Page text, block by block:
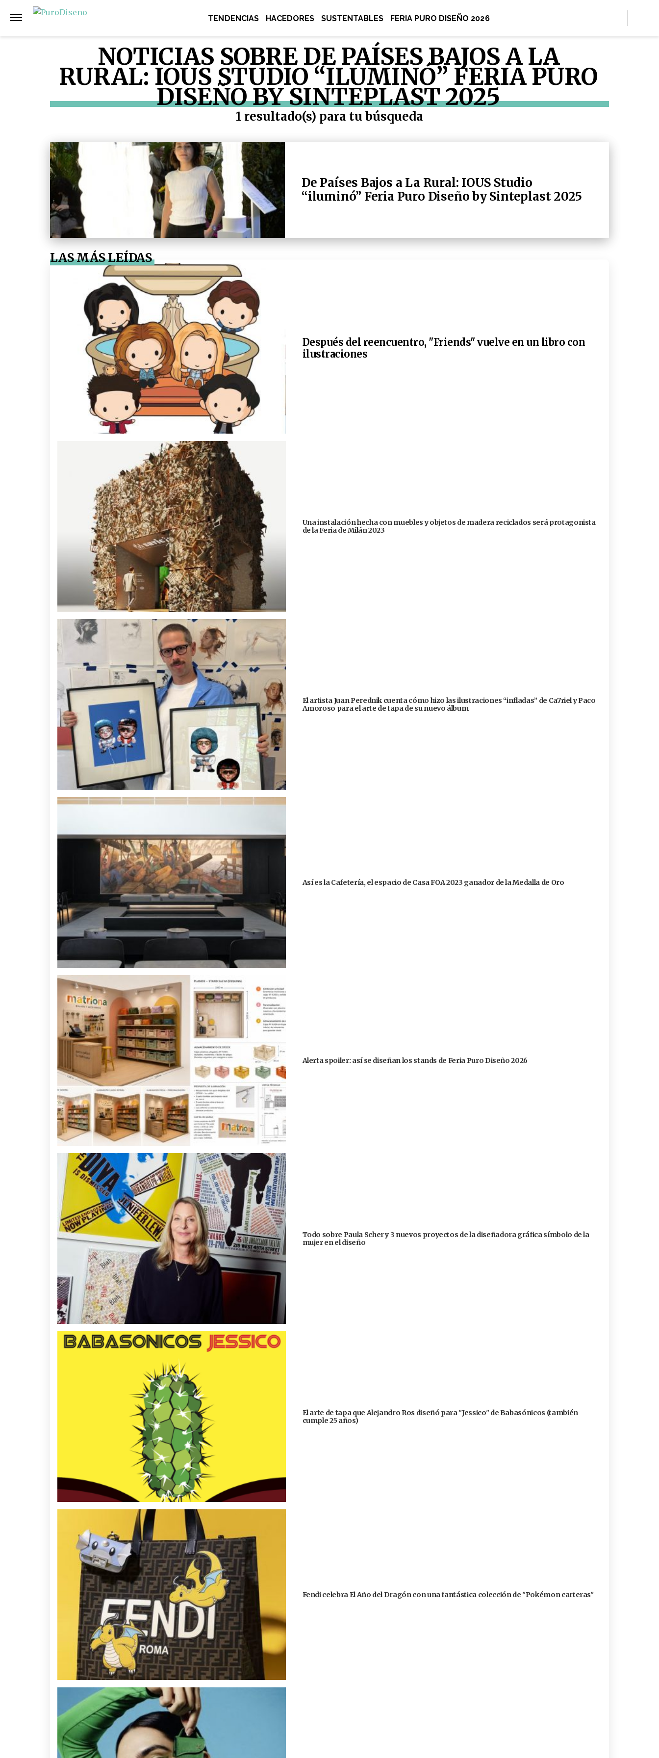
TENDENCIAS HACEDORES SUSTENTABLES FERIA PURO DISEÑO 2026
NOTICIAS SOBRE DE PAÍSES BAJOS A LA
RURAL: IOUS STUDIO “ILUMINÓ” FERIA PURO
DISEÑO BY SINTEPLAST 2025
1 resultado(s) para tu búsqueda
De Países Bajos a La Rural: IOUS Studio
“iluminó” Feria Puro Diseño by Sinteplast 2025
LAS MÁS LEÍDAS
Después del reencuentro, "Friends" vuelve en un libro con
ilustraciones
Una instalación hecha con muebles y objetos de madera reciclados será protagonista
de la Feria de Milán 2023
El artista Juan Perednik cuenta cómo hizo las ilustraciones “infladas” de Ca7riel y Paco
Amoroso para el arte de tapa de su nuevo álbum
Así es la Cafetería, el espacio de Casa FOA 2023 ganador de la Medalla de Oro
Alerta spoiler: así se diseñan los stands de Feria Puro Diseño 2026
Todo sobre Paula Scher y 3 nuevos proyectos de la diseñadora gráfica símbolo de la
mujer en el diseño
El arte de tapa que Alejandro Ros diseñó para "Jessico" de Babasónicos (también
cumple 25 años)
Fendi celebra El Año del Dragón con una fantástica colección de "Pokémon carteras"